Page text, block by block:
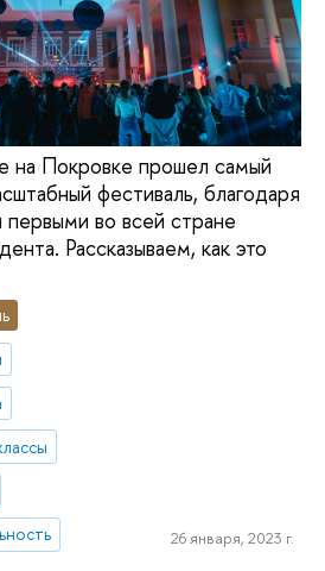
на Покровке прошел самый
фестиваль, благодаря
во всей стране
Рассказываем, как это
26 января, 2023 г.